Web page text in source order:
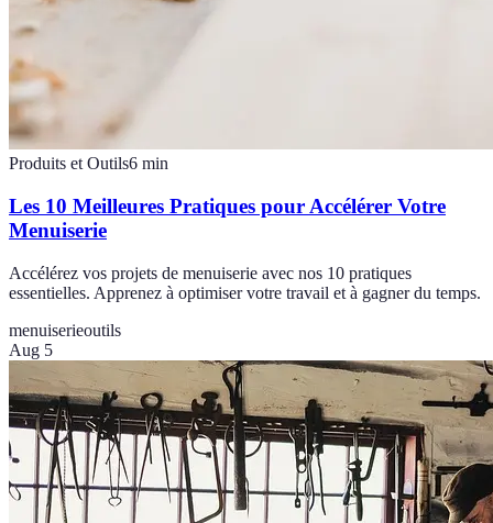
Produits et Outils6 min
Les 10 Meilleures Pratiques pour Accélérer Votre
Menuiserie
Accélérez vos projets de menuiserie avec nos 10 pratiques
essentielles. Apprenez à optimiser votre travail et à gagner du temps.
menuiserieoutils
Aug 5